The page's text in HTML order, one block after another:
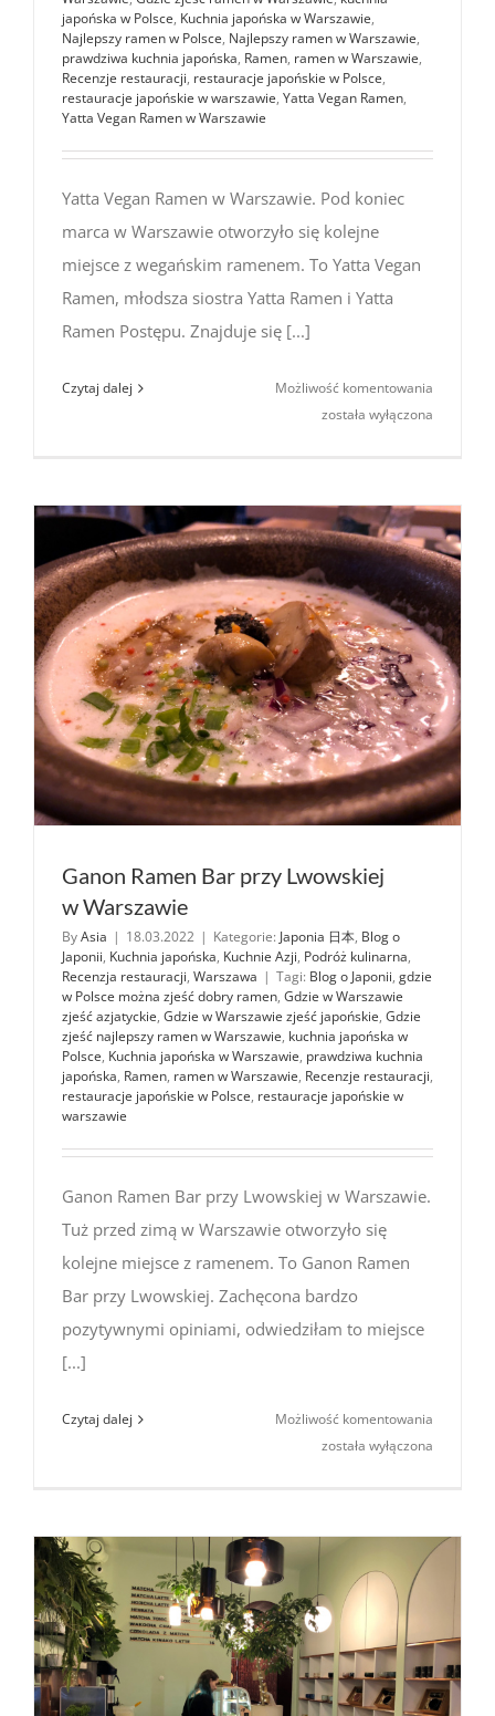
japońska w Polsce, Kuchnia japońska w Warszawie,
Najlepszy ramen w Polsce, Najlepszy ramen w Warszawie,
prawdziwa kuchnia japońska, Ramen, ramen w Warszawie,
Recenzje restauracji, restauracje japońskie w Polsce,
restauracje japońskie w warszawie, Yatta Vegan Ramen,
Yatta Vegan Ramen w Warszawie
Yatta Vegan Ramen w Warszawie. Pod koniec
marca w Warszawie otworzyło się kolejne
miejsce z wegańskim ramenem. To Yatta Vegan
Ramen, młodsza siostra Yatta Ramen i Yatta
Ramen Postępu. Znajduje się [...]
Czytaj dalej Możliwość komentowania
została wyłączona
Ganon Ramen Bar przy Lwowskiej
w Warszawie
ByAsia | 18.03.2022 | Kategorie: Japonia 日本, Blog o
Japonii, Kuchnia japońska, Kuchnie Azji, Podróż kulinarna,
Recenzja restauracji, Warszawa | Tagi: Blog o Japonii, gdzie
w Polsce można zjeść dobry ramen, Gdzie w Warszawie
zjeść azjatyckie, Gdzie w Warszawie zjeść japońskie, Gdzie
zjeść najlepszy ramen w Warszawie, kuchnia japońska w
Polsce, Kuchnia japońska w Warszawie, prawdziwa kuchnia
japońska, Ramen, ramen w Warszawie, Recenzje restauracji,
restauracje japońskie w Polsce, restauracje japońskie w
warszawie
Ganon Ramen Bar przy Lwowskiej w Warszawie.
Tuż przed zimą w Warszawie otworzyło się
kolejne miejsce z ramenem. To Ganon Ramen
Bar przy Lwowskiej. Zachęcona bardzo
pozytywnymi opiniami, odwiedziłam to miejsce
[...]
Czytaj dalej Możliwość komentowania
w
została wyłączona